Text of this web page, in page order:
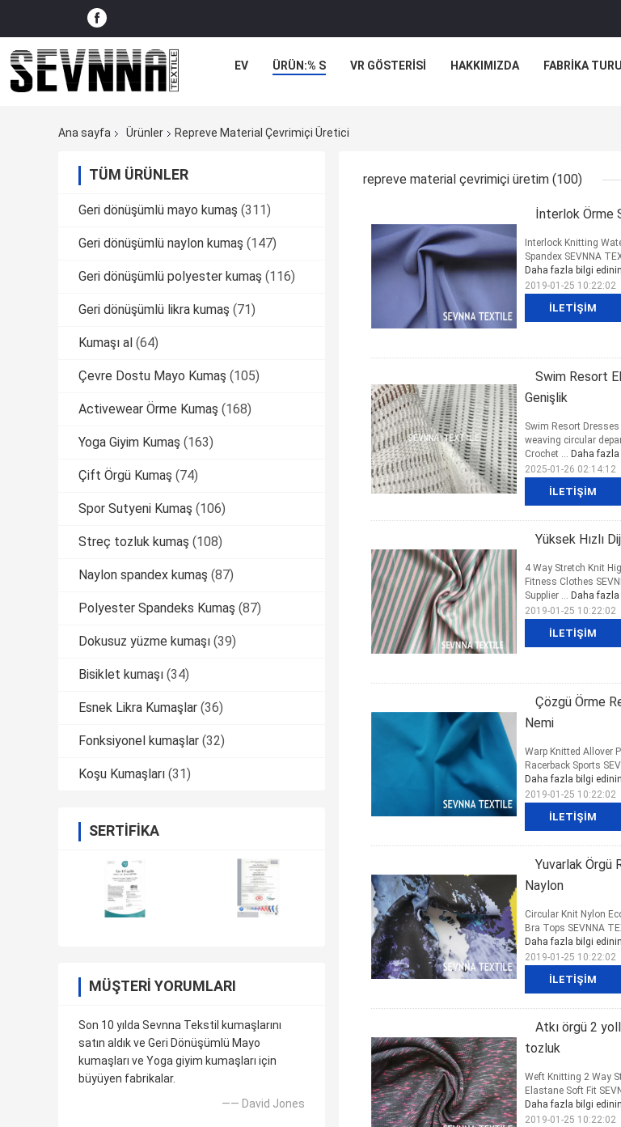
EV ÜRÜN:% S VR GÖSTERISI HAKKIMIZDA FABRIKA TURU
Ana sayfa Ürünler Repreve Material Çevrimiçi Üretici
TÜM ÜRÜNLER
Geri dönüşümlü mayo kumaş (311)
Geri dönüşümlü naylon kumaş (147)
Geri dönüşümlü polyester kumaş (116)
Geri dönüşümlü likra kumaş (71)
Kumaşı al (64)
Çevre Dostu Mayo Kumaş (105)
Activewear Örme Kumaş (168)
Yoga Giyim Kumaş (163)
Çift Örgü Kumaş (74)
Spor Sutyeni Kumaş (106)
Streç tozluk kumaş (108)
Naylon spandex kumaş (87)
Polyester Spandeks Kumaş (87)
Dokusuz yüzme kumaşı (39)
Bisiklet kumaşı (34)
Esnek Likra Kumaşlar (36)
Fonksiyonel kumaşlar (32)
Koşu Kumaşları (31)
SERTIFIKA
MÜŞTERI YORUMLARI
Son 10 yılda Sevnna Tekstil kumaşlarını
satın aldık ve Geri Dönüşümlü Mayo
kumaşları ve Yoga giyim kumaşları için
büyüyen fabrikalar.
—— David Jones
repreve material çevrimiçi üretim (100)
İnterlok Örme
İLETIŞIM
Interlock Knitting
Spandex SEVNNA
Daha fazla bilgi edinin
2019-01-25 10:22:02
Swim Resort
Genişlik
İLETIŞIM
Swim Resort Dresses
weaving circular
Crochet ... Daha
2025-01-26 02:14:12
Yüksek Hızlı
İLETIŞIM
4 Way Stretch Knit
Fitness Clothes
Supplier ... Daha
2019-01-25 10:22:02
Çözgü Örme
Nemi
İLETIŞIM
Warp Knitted Allover
Racerback Sports
Daha fazla bilgi edinin
2019-01-25 10:22:02
Yuvarlak Örgü
Naylon
İLETIŞIM
Circular Knit Nylon
Bra Tops SEVNNA
Daha fazla bilgi edinin
2019-01-25 10:22:02
Atkı örgü 2
tozluk
Weft Knitting 2 Way
Elastane Soft Fit
Daha fazla bilgi edinin
2019-01-25 10:22:02